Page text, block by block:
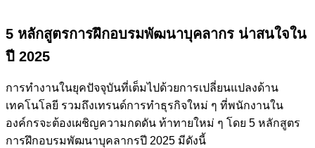
5 หลักสูตรการฝึกอบรมพัฒนาบุคลากร น่าสนใจใน
ปี 2025
การทำงานในยุคปัจจุบันที่เต็มไปด้วยการเปลี่ยนแปลงด้าน
เทคโนโลยี รวมถึงเทรนด์การทำธุรกิจใหม่ ๆ ที่พนักงานใน
องค์กรจะต้องเผชิญความกดดัน ท้าทายใหม่ ๆ โดย 5 หลักสูตร
การฝึกอบรมพัฒนาบุคลากรปี 2025 มีดังนี้